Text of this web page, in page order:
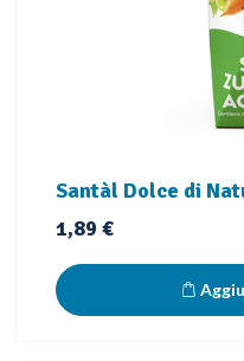
Santàl Dolce di
Prezzo
1,89 €